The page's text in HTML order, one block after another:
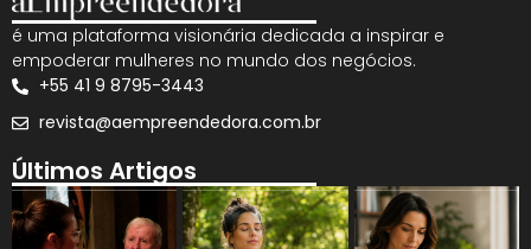
é uma plataforma visionária dedicada a inspirar e
empoderar mulheres no mundo dos negócios.
+55 41 9 8795-3443
revista@aempreendedora.com.br
Últimos Artigos